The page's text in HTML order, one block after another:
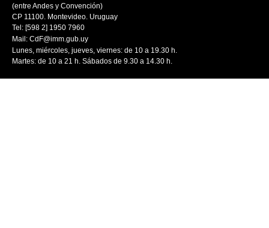
(entre Andes y Convención)
CP 11100. Montevideo. Uruguay
Tel: [598 2] 1950 7960
Mail: CdF@imm.gub.uy
Lunes, miércoles, jueves, viernes: de 10 a 19.30 h.
Martes: de 10 a 21 h. Sábados de 9.30 a 14.30 h.